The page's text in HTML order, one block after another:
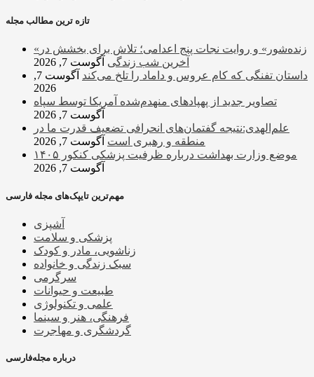
تازه ترین مطالب مجله
«زنده‌شور» و روایت نجات پنج اعدامی؛ تلاش برای بخشش در
آخرین شب زندگی آگوست 7, 2026
داستان تفنگی که کام عروس و داماد را تلخ می‌کند
آگوست 7,
2026
تصاویر جدید از پهپادهای منهدم‌شده آمریکا توسط سپاه
آگوست 7, 2026
علم‌الهدی:نتیجه گفتمان‌های انحرافی تضعیف قدرت ما در
منطقه و رهبری است آگوست 7, 2026
موضع وزارت بهداشت درباره ظرفیت پزشکی کنکور ۱۴۰۵
آگوست 7, 2026
مهم‌ترین تایپک‌های مجله فارسی
آشپزی
پزشکی و سلامت
زناشویی، مادر و کودک
سبک زندگی و خانواده
سرگرمی
طبیعت و حیوانات
علمی و تکنولوژی
فرهنگی، هنر و سینما
گردشگری و مهاجرت
درباره مجله‌فارسی